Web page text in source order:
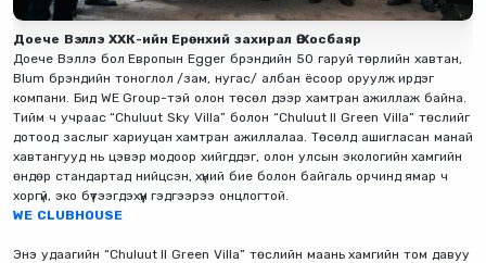
Доече Вэллэ ХХК-ийн Ерөнхий захирал Ө.Хосбаяр
Доече Вэллэ бол Европын Egger брэндийн 50 гаруй төрлийн хавтан,
Blum брэндийн тоноглол /зам, нугас/ албан ёсоор оруулж ирдэг
компани. Бид WE Group-тэй олон төсөл дээр хамтран ажиллаж байна.
Тийм ч учраас “Chuluut Sky Villa” болон “Chuluut II Green Villa” төслийг
дотоод заслыг хариуцан хамтран ажиллалаа. Төсөлд ашигласан манай
хавтангууд нь цэвэр модоор хийгддэг, олон улсын экологийн хамгийн
өндөр стандартад нийцсэн, хүний бие болон байгаль орчинд ямар ч
хоргүй, эко бүтээгдэхүүн гэдгээрээ онцлогтой.
WE CLUBHOUSE
Энэ удаагийн “Chuluut II Green Villa” төслийн маань хамгийн том давуу